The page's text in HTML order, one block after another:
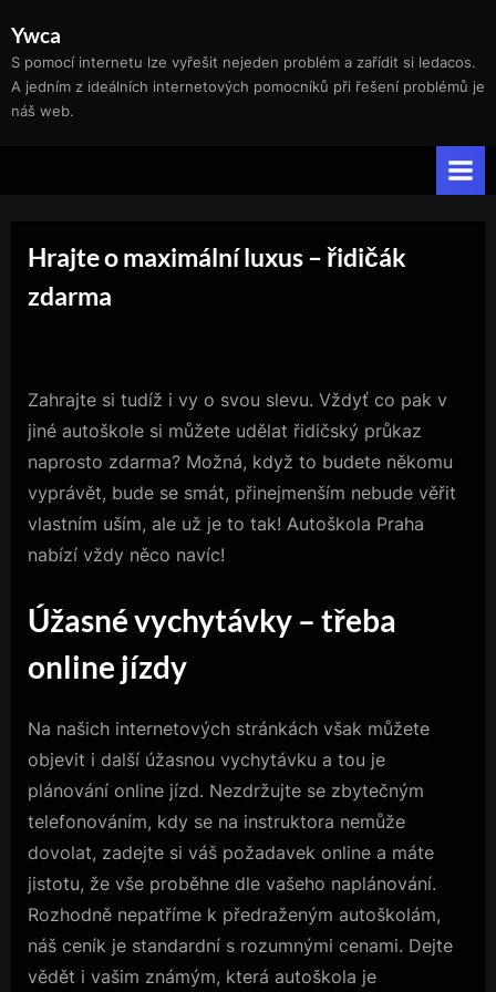
content
Ywca
S pomocí internetu lze vyřešit nejeden problém a zařídit si ledacos.
A jedním z ideálních internetových pomocníků při řešení problémů je
náš web.
Hrajte o maximální luxus – řidičák
zdarma
Zahrajte si tudíž i vy o svou slevu. Vždyť co pak v
jiné autoškole si můžete udělat řidičský průkaz
naprosto zdarma? Možná, když to budete někomu
vyprávět, bude se smát, přinejmenším nebude věřit
vlastním uším, ale už je to tak! Autoškola Praha
nabízí vždy něco navíc!
Úžasné vychytávky – třeba
online jízdy
Na našich internetových stránkách však můžete
objevit i další úžasnou vychytávku a tou je
plánování online jízd. Nezdržujte se zbytečným
telefonováním, kdy se na instruktora nemůže
dovolat, zadejte si váš požadavek online a máte
jistotu, že vše proběhne dle vašeho naplánování.
Rozhodně nepatříme k předraženým autoškolám,
náš ceník je standardní s rozumnými cenami. Dejte
vědět i vašim známým, která autoškola je